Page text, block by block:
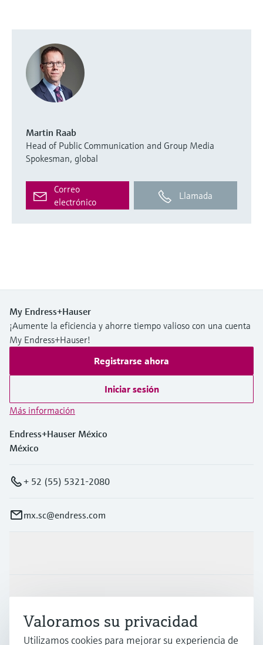
Martin Raab
Head of Public Communication and Group Media
Spokesman, global
Correo
electrónico
Llamada
My Endress+Hauser
¡Aumente la eficiencia y ahorre tiempo valioso con una cuenta
My Endress+Hauser!
Registrarse ahora
Iniciar sesión
Más información
Endress+Hauser México
México
+ 52 (55) 5321-2080
mx.sc@endress.com
Industrias
Soporte
Valoramos su privacidad
Utilizamos cookies para mejorar su experiencia de